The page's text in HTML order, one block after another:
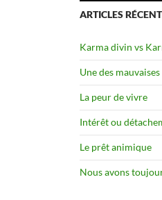
ARTICLES
Karma divin vs
Une des
La peur de vivre
Intérêt ou
Le prêt animique
Nous avons